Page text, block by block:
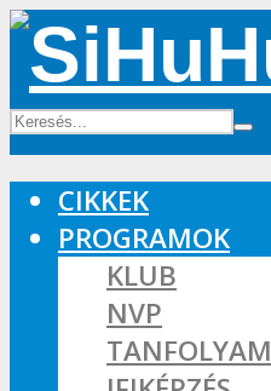
CIKKEK
PROGRAMOK
KLUB
NVP
TANFOLYAM